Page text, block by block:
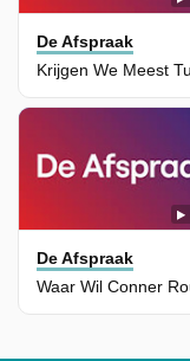
De Afspraak
De Afspraak